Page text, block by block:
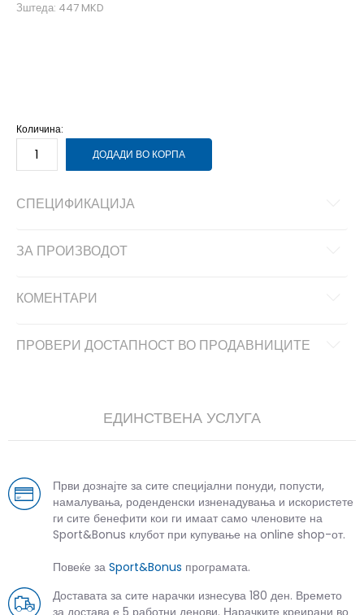
Зштеда: 447 MKD
Количина:
ДОДАДИ ВО КОРПА
СПЕЦИФИКАЦИЈА
ЗА ПРОИЗВОДОТ
КОМЕНТАРИ
ПРОВЕРИ ДОСТАПНОСТ ВО ПРОДАВНИЦИТЕ
ЕДИНСТВЕНА УСЛУГА
Први дознајте за сите специјални понуди, попусти,
намалувања, роденденски изненадувања и искористете
ги сите бенефити кои ги имаат само членовите на
Sport&Bonus клубот при купување на online shop-от.
Повеќе за Sport&Bonus програмата.
Доставата за сите нарачки изнесува 180 ден. Времето
за достава е 5 работни денови. Нарачките креирани во